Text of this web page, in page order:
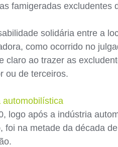
famigeradas excludentes
solidária entre a
como ocorrido no
claro ao trazer as
ou de terceiros.
automobilística
logo após a indústria
na metade da década